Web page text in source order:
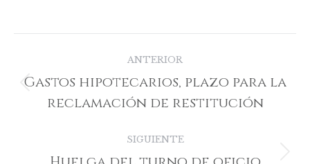
Navegación
entre
publicaciones
ANTERIOR
Publicación
anterior:
Gastos hipotecarios, plazo para la
reclamación de restitución
SIGUIENTE
Publicación